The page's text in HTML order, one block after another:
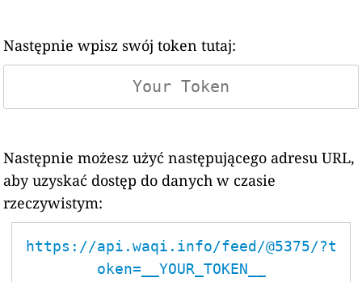
Następnie wpisz swój token tutaj:
Następnie możesz użyć następującego adresu URL,
aby uzyskać dostęp do danych w czasie
rzeczywistym:
https://api.waqi.info/feed/@5375/?t
oken=__YOUR_TOKEN__